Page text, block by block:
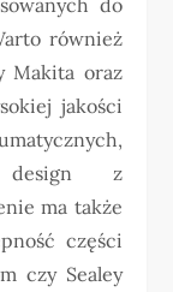
również
Makita oraz
jakości
design z
ma także
części
czy Sealey